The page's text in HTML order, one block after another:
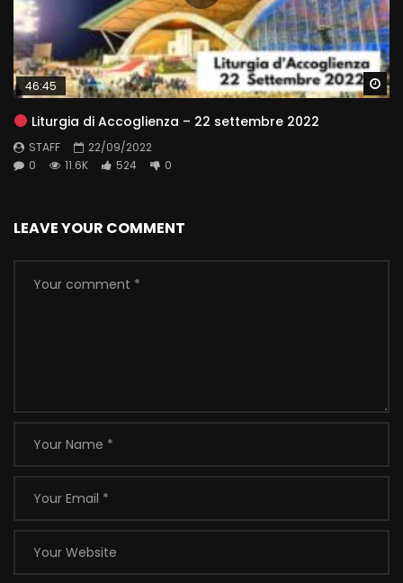
46:45
Liturgia di Accoglienza – 22 settembre 2022
STAFF
22/09/2022
0
11.6K 524 0
LEAVE YOUR COMMENT